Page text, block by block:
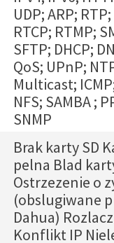
UDP; ARP;
RTCP; RTMP;
SFTP; DHCP;
QoS; UPnP;
Multicast;
NFS; SAMBA ;
SNMP
Brak karty SD
pelna Blad
Ostrzezenie o
(obslugiwane
Dahua)
Konflikt IP